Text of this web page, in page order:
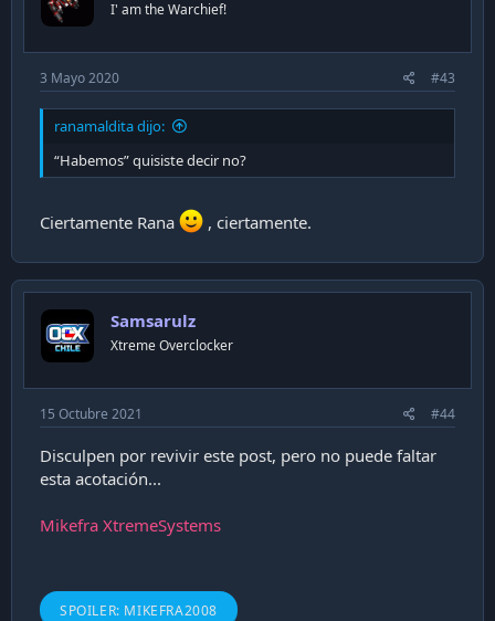
I' am the Warchief!
3 Mayo 2020 #43
ranamaldita dijo:
“Habemos” quisiste decir no?
Ciertamente Rana , ciertamente.
Samsarulz
Xtreme Overclocker
15 Octubre 2021 #44
Disculpen por revivir este post, pero no puede faltar
esta acotación...
Mikefra XtremeSystems
SPOILER: MIKEFRA2008